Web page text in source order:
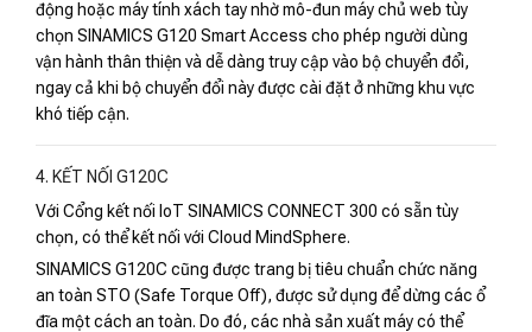
động hoặc máy tính xách tay nhờ mô-đun máy chủ web tùy
chọn SINAMICS G120 Smart Access cho phép người dùng
vận hành thân thiện và dễ dàng truy cập vào bộ chuyển đổi,
ngay cả khi bộ chuyển đổi này được cài đặt ở những khu vực
khó tiếp cận.
4. KẾT NỐI G120C
Với Cổng kết nối IoT SINAMICS CONNECT 300 có sẵn tùy
chọn, có thể kết nối với Cloud MindSphere.
SINAMICS G120C cũng được trang bị tiêu chuẩn chức năng
an toàn STO (Safe Torque Off), được sử dụng để dừng các ổ
đĩa một cách an toàn. Do đó, các nhà sản xuất máy có thể